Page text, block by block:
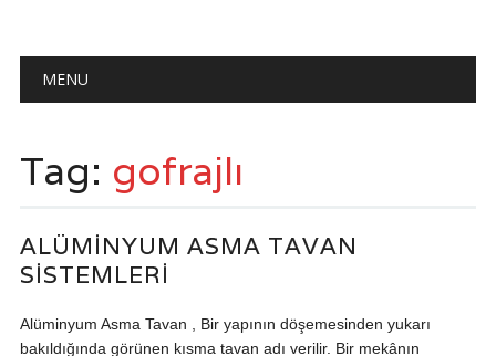
Main menu
MENU
Tag: gofrajlı
ALÜMINYUM ASMA TAVAN
SISTEMLERI
Alüminyum Asma Tavan , Bir yapının döşemesinden yukarı
bakıldığında görünen kısma tavan adı verilir. Bir mekânın